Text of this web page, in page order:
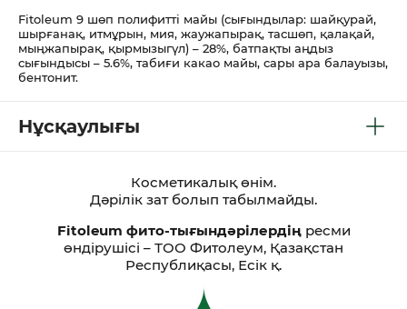
Fitoleum 9 шөп полифитті майы (сығындылар: шайқурай,
шырғанақ, итмұрын, мия, жаужапырақ, тасшөп, қалақай,
мыңжапырақ, қырмызыгүл) – 28%, батпақты аңдыз
сығындысы – 5.6%, табиғи какао майы, сары ара балауызы,
бентонит.
Нұсқаулығы
Косметикалық өнім.
Дәрiлiк зат болып табылмайды.
Fitoleum фито-тығындәрілердіңресми
өндірушісі – ТОО Фитолеум, Қазақстан
Республиқасы, Есік қ.